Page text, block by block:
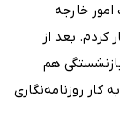
امور خارجه
کردم. بعد از
هم
کار روزنامه‌نگاری